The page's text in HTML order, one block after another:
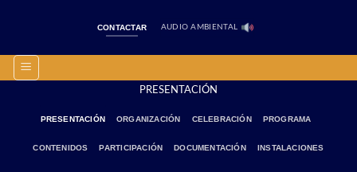
CONTACTAR AUDIO AMBIENTAL
PRESENTACIÓN
PRESENTACIÓN ORGANIZACIÓN CELEBRACIÓN PROGRAMA
CONTENIDOS PARTICIPACIÓN DOCUMENTACIÓN INSTALACIONES